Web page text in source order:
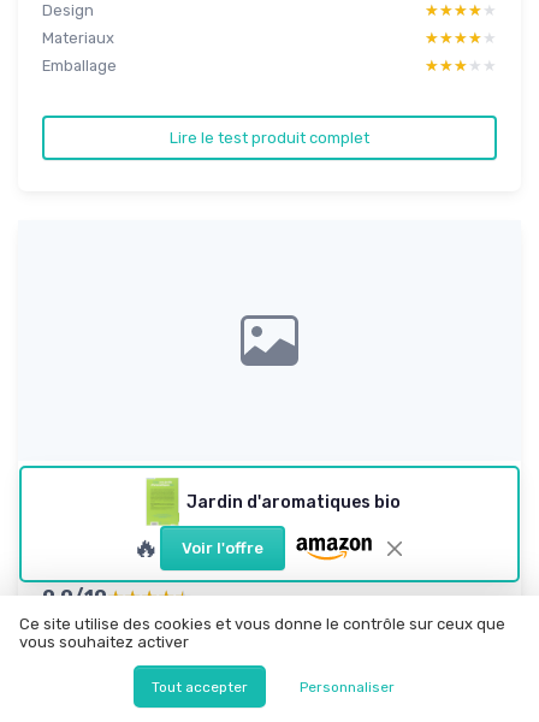
Design
★★★★★
★★★★★
Materiaux
★★★★★
★★★★★
Emballage
★★★★★
★★★★★
Lire le test produit complet
Le jardin anglais: Évolution du goût et passion
botanique so...
Un gros beau livre pour ceux qui aiment vraiment les jardins
(et pas juste les j...
9.0/10★★★★★
★★★★★
Rapport qualité-prix ★★★★★
★★★★★
Jardin d'aromatiques bio
🔥 Voir l'offre
Ce site utilise des cookies et vous donne le contrôle sur ceux que
vous souhaitez activer
Tout accepter Personnaliser